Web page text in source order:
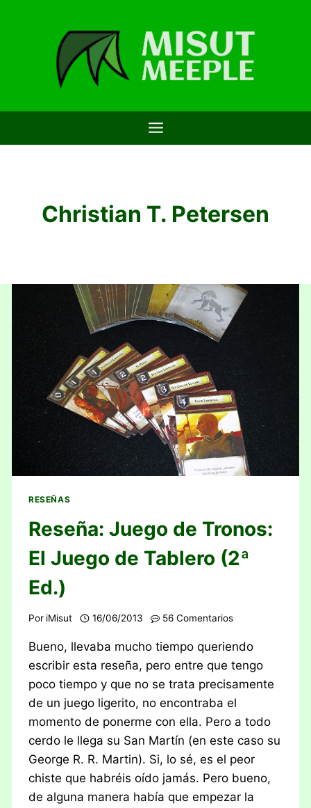
Christian T. Petersen
RESEÑAS
Reseña: Juego de Tronos:
El Juego de Tablero (2ª
Ed.)
Por iMisut 16/06/2013 56 Comentarios
Bueno, llevaba mucho tiempo queriendo
escribir esta reseña, pero entre que tengo
poco tiempo y que no se trata precisamente
de un juego ligerito, no encontraba el
momento de ponerme con ella. Pero a todo
cerdo le llega su San Martín (en este caso su
George R. R. Martin). Si, lo sé, es el peor
chiste que habréis oído jamás. Pero bueno,
de alguna manera había que empezar la